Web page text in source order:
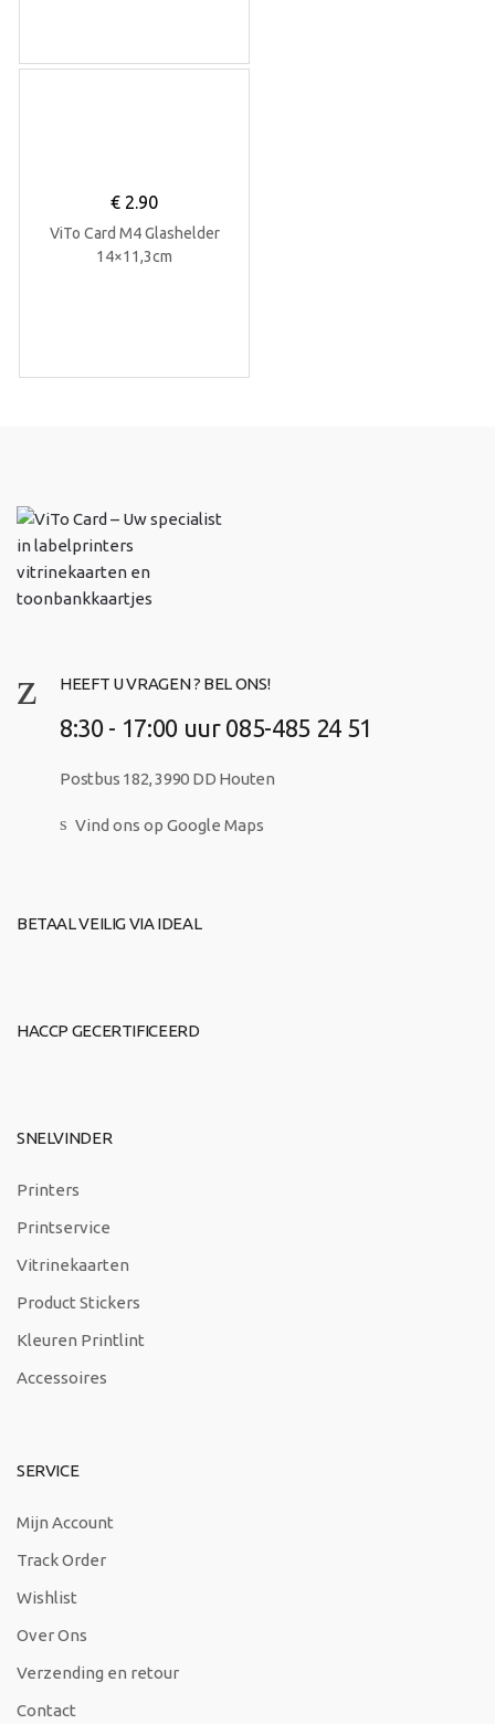
€ 2.90
ViTo Card M4 Glashelder
14×11,3cm
HEEFT U VRAGEN ? BEL ONS!
8:30 - 17:00 uur 085-485 24 51
Postbus 182, 3990 DD Houten
Vind ons op Google Maps
BETAAL VEILIG VIA IDEAL
HACCP GECERTIFICEERD
SNELVINDER
Printers
Printservice
Vitrinekaarten
Product Stickers
Kleuren Printlint
Accessoires
SERVICE
Mijn Account
Track Order
Wishlist
Over Ons
Verzending en retour
Contact